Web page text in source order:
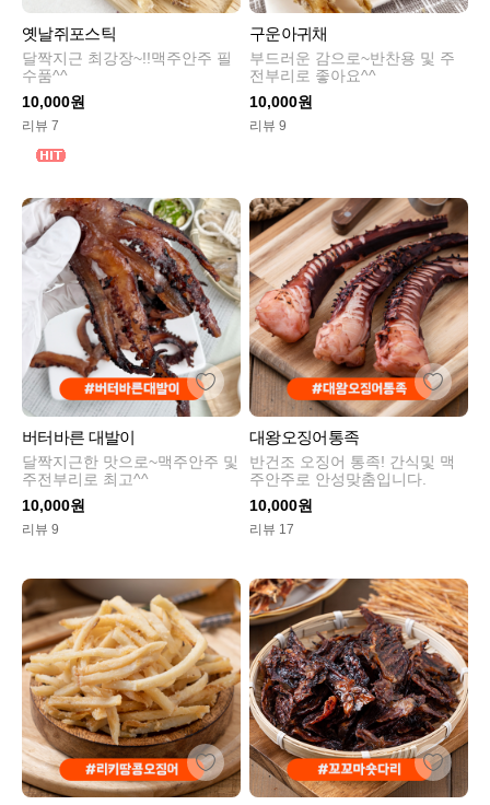
옛날쥐포스틱
달짝지근 최강장~!!맥주안주 필
수품^^
10,000원
리뷰 7
구운아귀채
부드러운 감으로~반찬용 및 주
전부리로 좋아요^^
10,000원
리뷰 9
버터바른 대발이
달짝지근한 맛으로~맥주안주 및
주전부리로 최고^^
10,000원
리뷰 9
대왕오징어통족
반건조 오징어 통족! 간식및 맥
주안주로 안성맞춤입니다.
10,000원
리뷰 17